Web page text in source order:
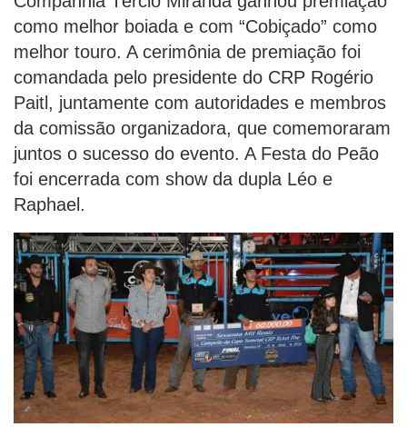
como melhor boiada e com “Cobiçado” como
melhor touro. A cerimônia de premiação foi
comandada pelo presidente do CRP Rogério
Paitl, juntamente com autoridades e membros
da comissão organizadora, que comemoraram
juntos o sucesso do evento. A Festa do Peão
foi encerrada com show da dupla Léo e
Raphael.